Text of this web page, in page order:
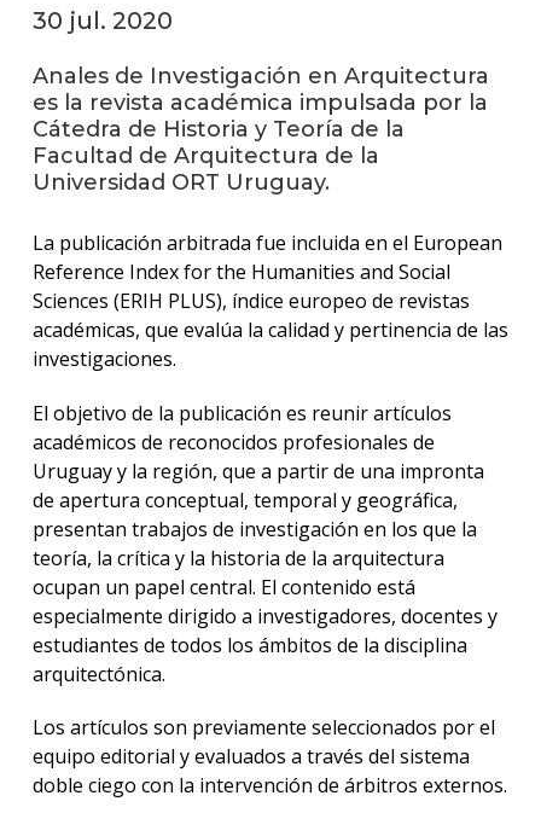
los
30 jul. 2020
Anales de Investigación en Arquitectura
es la revista académica impulsada por la
Cátedra de Historia y Teoría de la
Facultad de Arquitectura de la
Universidad ORT Uruguay.
La publicación arbitrada fue incluida en el European
Reference Index for the Humanities and Social
Sciences (ERIH PLUS), índice europeo de revistas
académicas, que evalúa la calidad y pertinencia de las
investigaciones.
El objetivo de la publicación es reunir artículos
académicos de reconocidos profesionales de
Uruguay y la región, que a partir de una impronta
de apertura conceptual, temporal y geográfica,
presentan trabajos de investigación en los que la
teoría, la crítica y la historia de la arquitectura
ocupan un papel central. El contenido está
especialmente dirigido a investigadores, docentes y
estudiantes de todos los ámbitos de la disciplina
arquitectónica.
Los artículos son previamente seleccionados por el
equipo editorial y evaluados a través del sistema
doble ciego con la intervención de árbitros externos.